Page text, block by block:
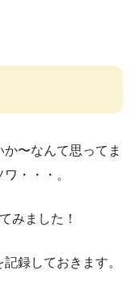
〜なんて思ってま
・・・。
みました！
録しておきます。